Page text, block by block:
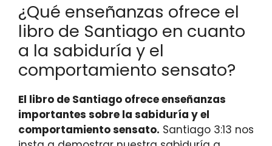
¿Qué enseñanzas ofrece el
libro de Santiago en cuanto
a la sabiduría y el
comportamiento sensato?
El libro de Santiago ofrece enseñanzas
importantes sobre la sabiduría y el
comportamiento sensato. Santiago 3:13 nos